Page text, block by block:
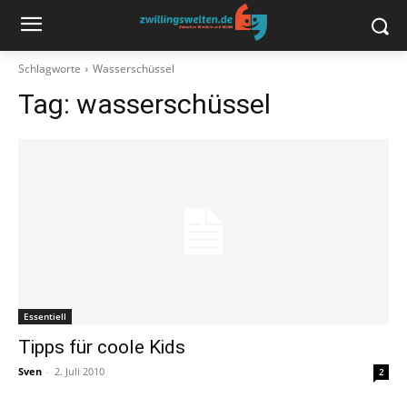
Schlagworte Wasserschüssel
Tag: wasserschüssel
Essentiell
Tipps für coole Kids
Sven - 2. Juli 2010 2